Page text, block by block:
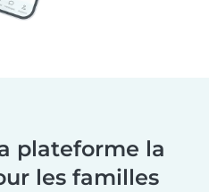
plateforme la
les familles